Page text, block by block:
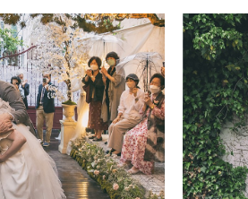
본식스냅 출장